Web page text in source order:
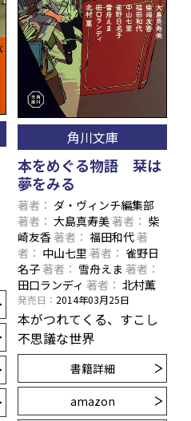
角川文庫
本をめぐる物語 栞は
夢をみる
著者
ダ・ヴィンチ編集部
著者
大島真寿美著者
柴
崎友香 著者 福田和代著
者
中山七里 著者
雀野日
名子著者 雪舟えま 著者
田口ランディ 著者 北村薫
発売日 2014年03月25日
本がつれてくる、すこし
不思議な世界
書籍詳細
amazon